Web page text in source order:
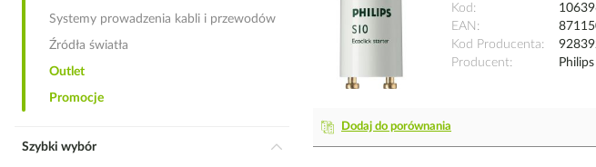
Kod
EAN
Kod Producenta
Producent
Philips
Dodaj do porównania
Systemy prowadzenia kabli i przewodów
Źródła światła
Outlet
Promocje
Szybki wybór